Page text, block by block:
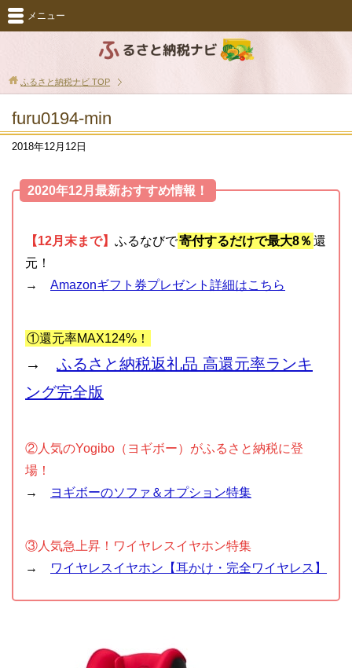
メニュー
ふるさと納税ナビ TOP
furu0194-min
2018年12月12日
2020年12月最新おすすめ情報！
【12月末まで】 ふるなびで寄付するだけで最大8％ 還
元！
→ Amazonギフト券プレゼント詳細はこちら
①還元率MAX124%！
→ ふるさと納税返礼品 高還元率ランキ
ング完全版
②人気のYogibo（ヨギボー）がふるさと納税に登
場！
→
ヨギボーのソファ＆オプション特集
③人気急上昇！ワイヤレスイヤホン特集
→
ワイヤレスイヤホン【耳かけ・完全ワイヤレス】